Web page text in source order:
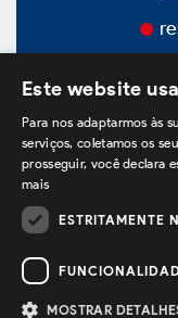
Governança
Este website
Para nos adaptarmos às
serviços, coletamos os
prosseguir, você declara
mais
ESTRITAMENTE
MOSTRAR